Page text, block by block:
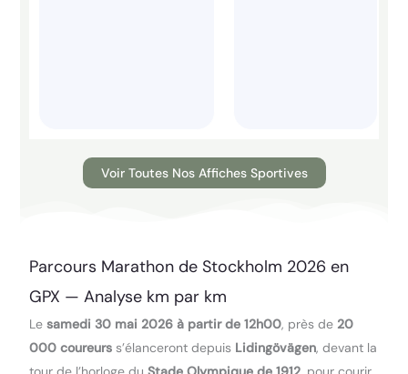
Voir Toutes Nos Affiches Sportives
Parcours Marathon de Stockholm 2026 en
GPX — Analyse km par km
Le samedi 30 mai 2026 à partir de 12h00, près de 20
000 coureurss’élanceront depuis Lidingövägen, devant la